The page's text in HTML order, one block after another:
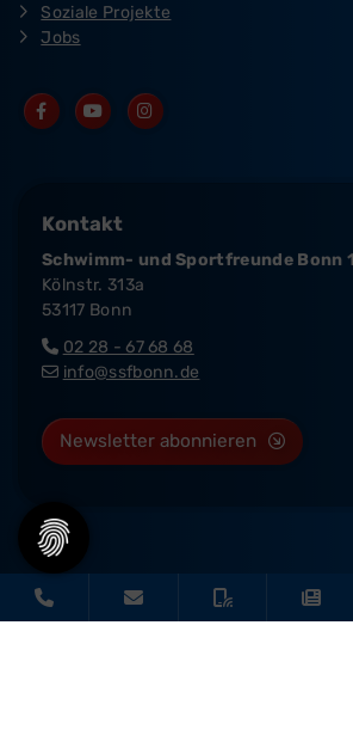
Soziale Projekte
Jobs
Kontakt
Schwimm- und Sportfreunde Bonn
Kölnstr. 313a
53117 Bonn
02 28 - 67 68 68
info@ssfbonn.de
Newsletter abonnieren